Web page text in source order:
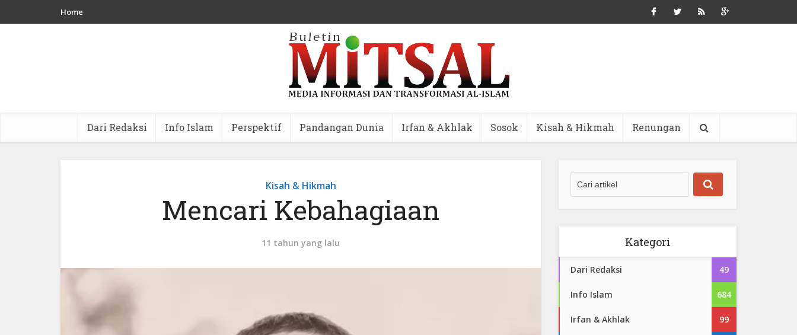
Home
Dari Redaksi Info Islam Perspektif Pandangan Dunia Irfan & Akhlak Sosok Kisah & Hikmah Renungan
Kisah & Hikmah
Mencari Kebahagiaan
11 tahun yang lalu Kategori
Dari Redaksi 49
Info Islam 684
Irfan & Akhlak 99